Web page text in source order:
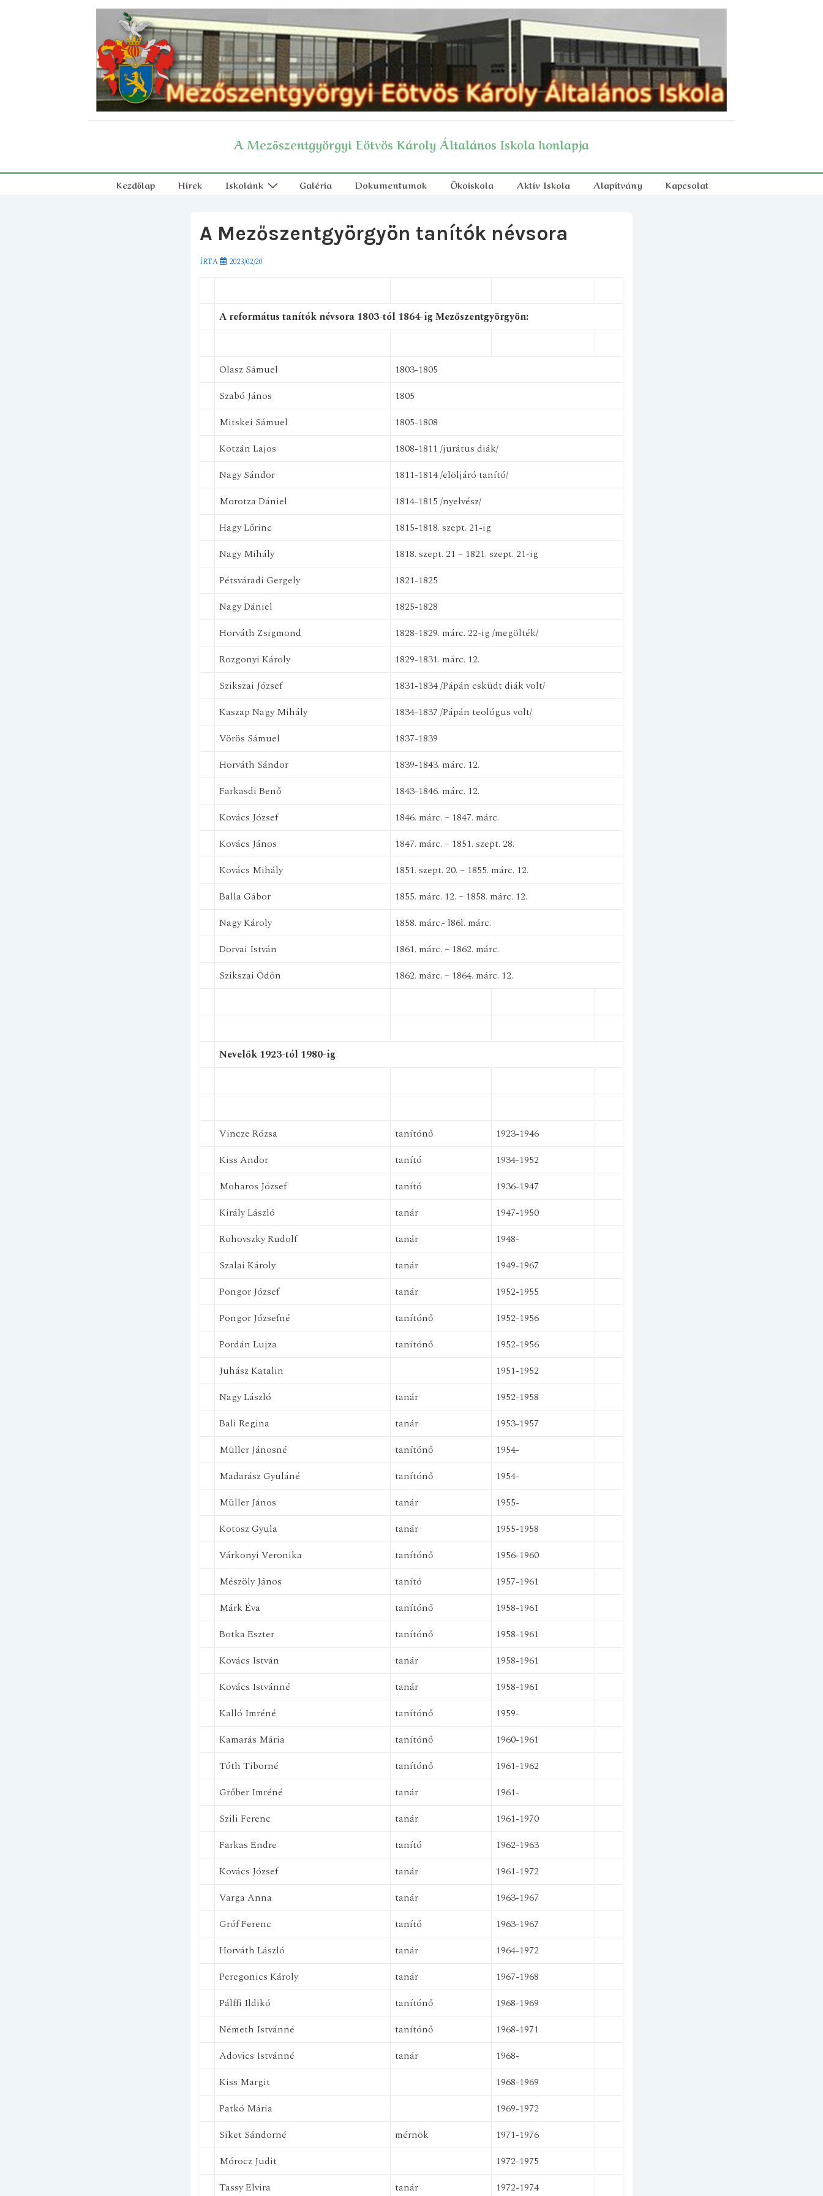
A Mezőszentgyörgyi Eötvös Károly Általános Iskola honlapja
Kezdőlap Hírek Iskolánk Galéria Dokumentumok Ökoiskola Aktív Iskola Alapítvány Kapcsolat
A Mezőszentgyörgyön tanítók névsora
ÍRTA 2023/02/20
A református tanítók névsora 1803-tól 1864-ig Mezőszentgyörgyön:
Olasz Sámuel
1803-1805
Szabó János
1805
Mitskei Sámuel
1805-1808
Kotzán Lajos
1808-1811 /jurátus diák/
Nagy Sándor
1811-1814 /elöljáró tanító/
Morotza Dániel
1814-1815 /nyelvész/
Hagy Lőrinc
1815-1818. szept. 21-ig
Nagy Mihály
1818. szept. 21 – 1821. szept. 21-ig
Pétsváradi Gergely
1821-1825
Nagy Dániel
1825-1828
Horváth Zsigmond
1828-1829. márc. 22-ig /megölték/
Rozgonyi Károly
1829-1831. márc. 12.
Szikszai József
1831-1834 /Pápán esküdt diák volt/
Kaszap Nagy Mihály
1834-1837 /Pápán teológus volt/
Vörös Sámuel
1837-1839
Horváth Sándor
1839-1843. márc. 12.
Farkasdi Benő
1843-1846. márc. 12.
Kovács József
1846. márc. – 1847. márc.
Kovács János
1847. márc. – 1851. szept. 28.
Kovács Mihály
1851. szept. 20. – 1855. márc. 12.
Balla Gábor
1855. márc. 12. – 1858. márc. 12.
Nagy Károly
1858. márc.- l86l. márc.
Dorvai István
1861. márc. – 1862. márc.
Szikszai Ödön
1862. márc. – 1864. márc. 12.
Nevelők 1923-tól 1980-ig
Vincze Rózsa tanítónő
1923-1946
Kiss Andor
tanító
1934-1952
Moharos József
tanító
1936-1947
Király László
tanár
1947-1950
Rohovszky Rudolf
tanár
1948-
Szalai Károly
tanár
1949-1967
Pongor József
tanár
1952-1955
Pongor Józsefné
tanítónő
1952-1956
Pordán Lujza
tanítónő
1952-1956
Juhász Katalin
1951-1952
Nagy László
tanár
1952-1958
Bali Regina
tanár
1953-1957
Müller Jánosné
tanítónő
1954-
Madarász Gyuláné
tanítónő
1954-
Müller János
tanár
1955-
Kotosz Gyula
tanár
1955-1958
Várkonyi Veronika
tanítónő
1956-1960
Mészöly János
tanító
1957-1961
Márk Éva
tanítónő
1958-1961
Botka Eszter
tanítónő
1958-1961
Kovács István
tanár
1958-1961
Kovács Istvánné
tanár
1958-1961
Kalló Imréné
tanítónő
1959-
Kamarás Mária
tanítónő
1960-1961
Tóth Tiborné
tanítónő
1961-1962
Grőber Imréné
tanár
1961-
Szili Ferenc
tanár
1961-1970
Farkas Endre
tanító
1962-1963
Kovács József
tanár
1961-1972
Varga Anna
tanár
1963-1967
Gróf Ferenc
tanító
1963-1967
Horváth László
tanár
1964-1972
Peregonics Károly
tanár
1967-1968
Pálffi Ildikó
tanítónő
1968-1969
Németh Istvánné
tanítónő
1968-1971
Adovics Istvánné
tanár
1968-
Kiss Margit
1968-1969
Patkó Mária
1969-1972
Siket Sándorné
mérnök
1971-1976
Mórocz Judit
1972-1975
Tassy Elvira
tanár 1972-1974